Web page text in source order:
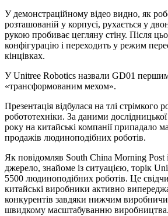
У демонстраційному відео видно, як
розташованій у корпусі, рухається у
рукою пробиває цегляну стіну. Після
конфігурацію і переходить у режим
кінцівках.
У Unitree Robotics назвали GD01 першим
«трансформованим мехом».
Презентація відбулася на тлі стрімкого
робототехніки. За даними
року на китайські компанії припадало
продажів людиноподібних роботів.
Як повідомляв South China Morning Post
джерело, знайоме із ситуацією, торік
5500 людиноподібних роботів. Це
китайські виробники активно
конкурентів завдяки нижчим
швидкому масштабуванню виробництва.